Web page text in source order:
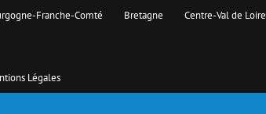
Franche-Comté Bretagne Centre-Val de Loire
Légales